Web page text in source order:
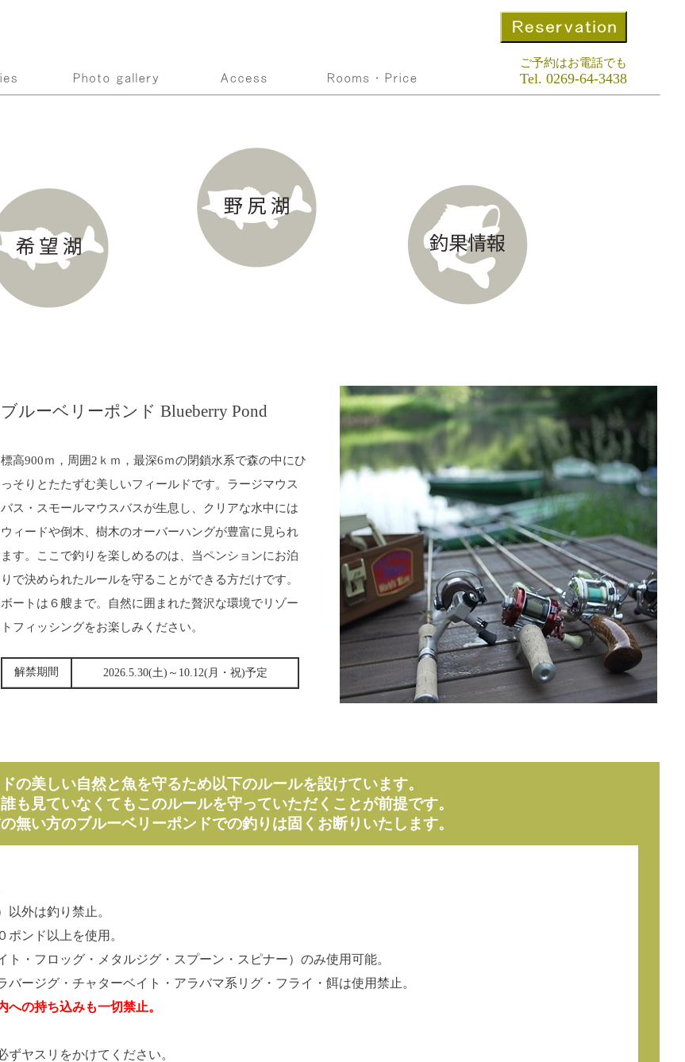
ご予約はお電話でも
Tel. 0269-64-3438
ブルーベリーポンド Blueberry Pond
標高900ｍ，周囲2ｋｍ，最深6ｍの閉鎖水系で森の中にひ
っそりとたたずむ美しいフィールドです。ラージマウス
バス・スモールマウスバスが生息し、クリアな水中には
ウィードや倒木、樹木のオーバーハングが豊富に見られ
ます。ここで釣りを楽しめるのは、当ペンションにお泊
りで決められたルールを守ることができる方だけです。
ボートは６艘まで。自然に囲まれた贅沢な環境でリゾー
トフィッシングをお楽しみください。
解禁期間 2026.5.30(土)～10.12(月・祝)予定
の美しい自然と魚を守るため以下のルールを設けています。
も見ていなくてもこのルールを守っていただくことが前提です。
無い方のブルーベリーポンドでの釣りは固くお断りいたします。
外は釣り禁止。
ンド以上を使用。
フロッグ・メタルジグ・スプーン・スピナー）のみ使用可能。
グ・チャターベイト・アラバマ系リグ・フライ・餌は使用禁止。
の持ち込みも一切禁止。
スリをかけてください。